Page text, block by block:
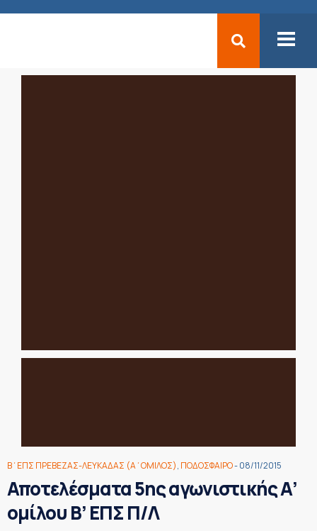
Β΄ΕΠΣ ΠΡΕΒΕΖΑΣ-ΛΕΥΚΑΔΑΣ (Α΄ΟΜΙΛΟΣ), ΠΟΔΟΣΦΑΙΡΟ- 08/11/2015
Αποτελέσματα 5ης αγωνιστικής Α’
ομίλου Β’ ΕΠΣ Π/Λ